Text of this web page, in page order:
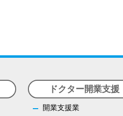
ドクター開業支援
開業支援業